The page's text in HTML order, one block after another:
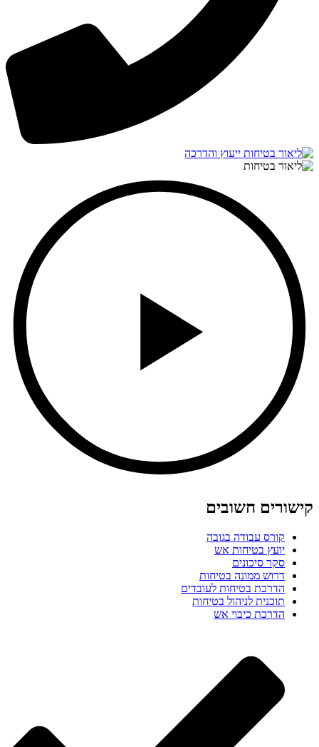
קישורים חשובים
קורס עבודה בגובה
יועץ בטיחות אש
סקר סיכונים
דרוש ממונה בטיחות
הדרכת בטיחות לעובדים
תוכנית לניהול בטיחות
הדרכת כיבוי אש